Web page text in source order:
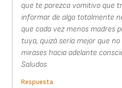
que te parezca vomitivo que
informar de algo totalmente
que cada vez menos madres
tuya, quizá sería mejor que
mirases hacia adelante
Saludos
Respuesta